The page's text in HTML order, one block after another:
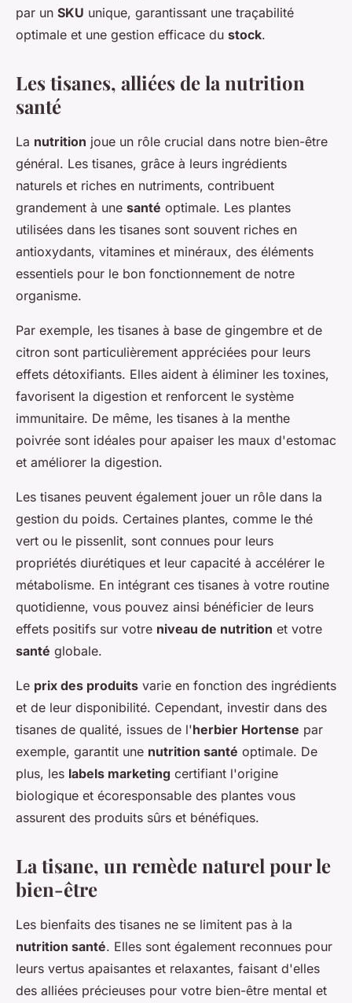
par un SKU unique, garantissant une traçabilité
optimale et une gestion efficace du stock.
Les tisanes, alliées de la nutrition
santé
La nutrition joue un rôle crucial dans notre bien-être
général. Les tisanes, grâce à leurs ingrédients
naturels et riches en nutriments, contribuent
grandement à une santé optimale. Les plantes
utilisées dans les tisanes sont souvent riches en
antioxydants, vitamines et minéraux, des éléments
essentiels pour le bon fonctionnement de notre
organisme.
Par exemple, les tisanes à base de gingembre et de
citron sont particulièrement appréciées pour leurs
effets détoxifiants. Elles aident à éliminer les toxines,
favorisent la digestion et renforcent le système
immunitaire. De même, les tisanes à la menthe
poivrée sont idéales pour apaiser les maux d'estomac
et améliorer la digestion.
Les tisanes peuvent également jouer un rôle dans la
gestion du poids. Certaines plantes, comme le thé
vert ou le pissenlit, sont connues pour leurs
propriétés diurétiques et leur capacité à accélérer le
métabolisme. En intégrant ces tisanes à votre routine
quotidienne, vous pouvez ainsi bénéficier de leurs
effets positifs sur votre niveau de nutrition et votre
santé globale.
Le prix des produits varie en fonction des ingrédients
et de leur disponibilité. Cependant, investir dans des
tisanes de qualité, issues de l'herbier Hortense par
exemple, garantit une nutrition santé optimale. De
plus, les labels marketing certifiant l'origine
biologique et écoresponsable des plantes vous
assurent des produits sûrs et bénéfiques.
La tisane, un remède naturel pour le
bien-être
Les bienfaits des tisanes ne se limitent pas à la
nutrition santé. Elles sont également reconnues pour
leurs vertus apaisantes et relaxantes, faisant d'elles
des alliées précieuses pour votre bien-être mental et